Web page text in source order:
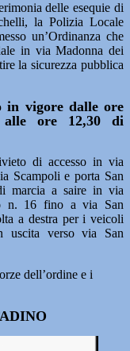
delle esequie di
la Polizia Locale
un’Ordinanza che
in via Madonna dei
la sicurezza pubblica
in vigore dalle ore
ore 12,30 di
di accesso in via
Scampoli e porta San
marcia a saire in via
n. 16 fino a via San
a destra per i veicoli
uscita verso via San
dell’ordine e i